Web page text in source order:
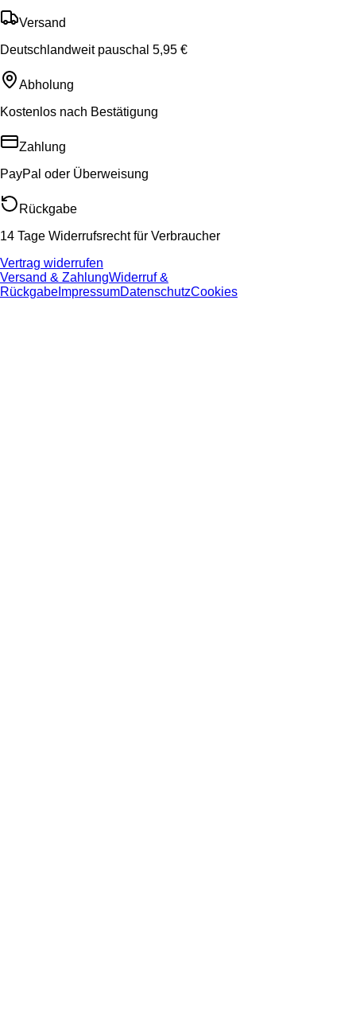
Versand
Deutschlandweit pauschal 5,95 €
Abholung
Kostenlos nach Bestätigung
Zahlung
PayPal oder Überweisung
Rückgabe
14 Tage Widerrufsrecht für Verbraucher
Vertrag widerrufen
Versand & ZahlungWiderruf &
Rückgabe ImpressumDatenschutzCookies